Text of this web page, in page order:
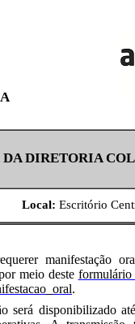
DIRETORIA
Local: Escritório
manifestação
meio deste formulário
.
será disponibilizado